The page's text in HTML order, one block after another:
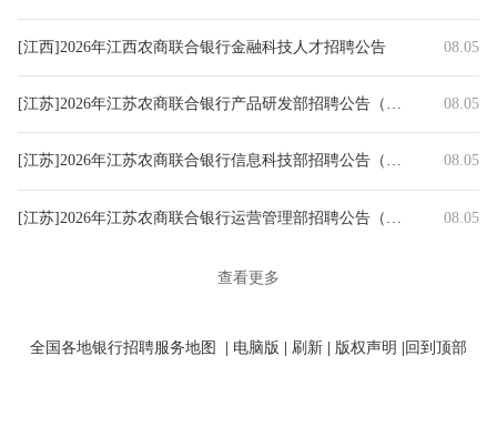
[江西]2026年江西农商联合银行金融科技人才招聘公告 08.05
[江苏]2026年江苏农商联合银行产品研发部招聘公告（8.5） 08.05
[江苏]2026年江苏农商联合银行信息科技部招聘公告（8.5） 08.05
[江苏]2026年江苏农商联合银行运营管理部招聘公告（8.5） 08.05
[江苏]2026年江苏农商联合银行计划财务部招聘公告（8.5）
查看更多
全国各地银行招聘服务地图 电脑版 刷新 版权声明 回到顶部